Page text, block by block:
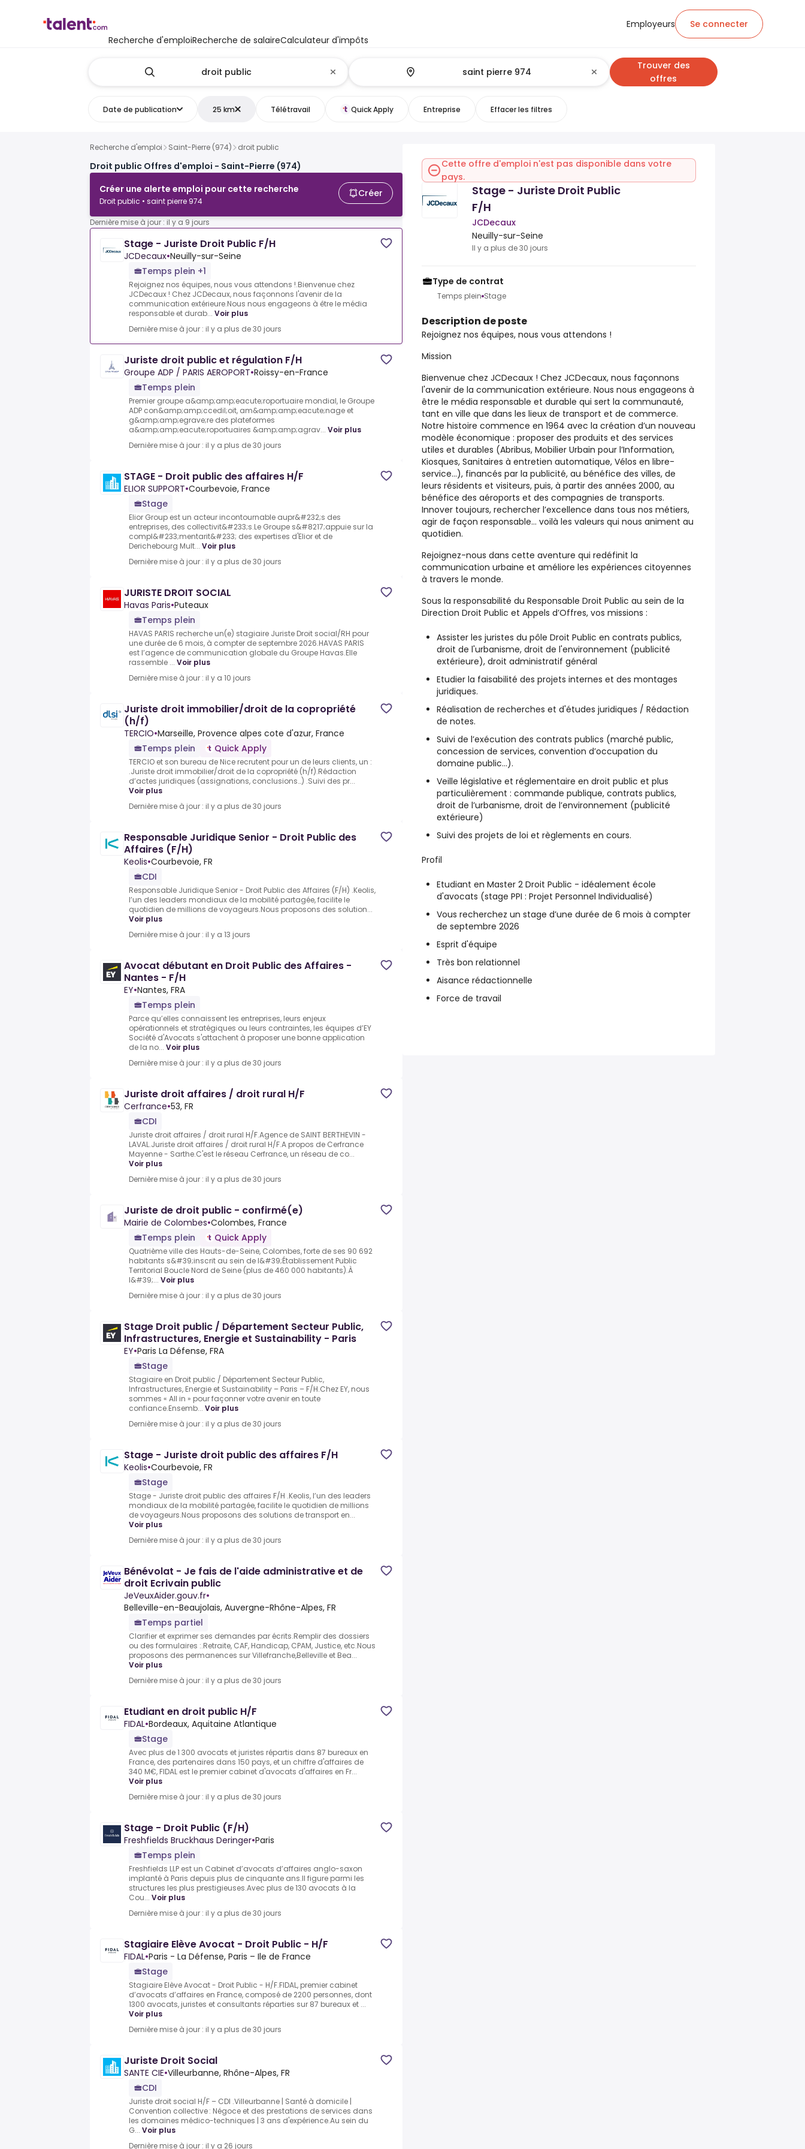
Recherche d'emploiRecherche de salaireCalculateur d'impôts
Employeurs Se connecter
Trouver des
offres
Date de publication 25 km Télétravail Quick Apply Entreprise Effacer les filtres
Recherche d'emploi Saint-Pierre (974) droit public
Droit public Offres d'emploi - Saint-Pierre (974)
Créer une alerte emploi pour cette recherche
Droit public • saint pierre 974
Créer
Dernière mise à jour : il y a 9 jours
Stage - Juriste Droit Public F/H
JCDecaux•Neuilly-sur-Seine
Temps plein +1
Rejoignez nos équipes, nous vous attendons !.Bienvenue chez
JCDecaux ! Chez JCDecaux, nous façonnons l'avenir de la
communication extérieure.Nous nous engageons à être le média
responsable et durab... Voir plus
Dernière mise à jour : il y a plus de 30 jours
Juriste droit public et régulation F/H
Groupe ADP / PARIS AEROPORT•Roissy-en-France
Temps plein
Premier groupe a&amp;amp;eacute;roportuaire mondial, le Groupe
ADP con&amp;amp;ccedil;oit, am&amp;amp;eacute;nage et
g&amp;amp;egrave;re des plateformes
a&amp;amp;eacute;roportuaires &amp;amp;agrav... Voir plus
Dernière mise à jour : il y a plus de 30 jours
STAGE - Droit public des affaires H/F
ELIOR SUPPORT•Courbevoie, France
Stage
Elior Group est un acteur incontournable aupr&#232;s des
entreprises, des collectivit&#233;s.Le Groupe s&#8217;appuie sur la
compl&#233;mentarit&#233; des expertises d'Elior et de
Derichebourg Mult... Voir plus
Dernière mise à jour : il y a plus de 30 jours
JURISTE DROIT SOCIAL
Havas Paris•Puteaux
Temps plein
HAVAS PARIS recherche un(e) stagiaire Juriste Droit social/RH pour
une durée de 6 mois, à compter de septembre 2026.HAVAS PARIS
est l’agence de communication globale du Groupe Havas.Elle
rassemble ... Voir plus
Dernière mise à jour : il y a 10 jours
Juriste droit immobilier/droit de la copropriété
(h/f)
TERCIO•Marseille, Provence alpes cote d'azur, France
Temps plein
Quick Apply
TERCIO et son bureau de Nice recrutent pour un de leurs clients, un :
.Juriste droit immobilier/droit de la copropriété (h/f).Rédaction
d’actes juridiques (assignations, conclusions…) .Suivi des pr...
Voir plus
Dernière mise à jour : il y a plus de 30 jours
Responsable Juridique Senior - Droit Public des
Affaires (F/H)
Keolis•Courbevoie, FR
CDI
Responsable Juridique Senior - Droit Public des Affaires (F/H) .Keolis,
l’un des leaders mondiaux de la mobilité partagée, facilite le
quotidien de millions de voyageurs.Nous proposons des solution...
Voir plus
Dernière mise à jour : il y a 13 jours
Avocat débutant en Droit Public des Affaires -
Nantes - F/H
EY•Nantes, FRA
Temps plein
Parce qu’elles connaissent les entreprises, leurs enjeux
opérationnels et stratégiques ou leurs contraintes, les équipes d’EY
Société d'Avocats s'attachent à proposer une bonne application
de la no... Voir plus
Dernière mise à jour : il y a plus de 30 jours
Juriste droit affaires / droit rural H/F
Cerfrance•53, FR
CDI
Juriste droit affaires / droit rural H/F.Agence de SAINT BERTHEVIN -
LAVAL.Juriste droit affaires / droit rural H/F.A propos de Cerfrance
Mayenne - Sarthe.C'est le réseau Cerfrance, un réseau de co...
Voir plus
Dernière mise à jour : il y a plus de 30 jours
Juriste de droit public - confirmé(e)
Mairie de Colombes•Colombes, France
Temps plein
Quick Apply
Quatrième ville des Hauts-de-Seine, Colombes, forte de ses 90 692
habitants s&#39;inscrit au sein de l&#39;Établissement Public
Territorial Boucle Nord de Seine (plus de 460 000 habitants).À
l&#39;... Voir plus
Dernière mise à jour : il y a plus de 30 jours
Stage Droit public / Département Secteur Public,
Infrastructures, Energie et Sustainability - Paris
EY•Paris La Défense, FRA
Stage
Stagiaire en Droit public / Département Secteur Public,
Infrastructures, Energie et Sustainability – Paris – F/H.Chez EY, nous
sommes « All in » pour façonner votre avenir en toute
confiance.Ensemb... Voir plus
Dernière mise à jour : il y a plus de 30 jours
Stage - Juriste droit public des affaires F/H
Keolis•Courbevoie, FR
Stage
Stage - Juriste droit public des affaires F/H .Keolis, l’un des leaders
mondiaux de la mobilité partagée, facilite le quotidien de millions
de voyageurs.Nous proposons des solutions de transport en...
Voir plus
Dernière mise à jour : il y a plus de 30 jours
Bénévolat - Je fais de l'aide administrative et de
droit Ecrivain public
JeVeuxAider.gouv.fr•
Belleville-en-Beaujolais, Auvergne-Rhône-Alpes, FR
Temps partiel
Clarifier et exprimer ses demandes par écrits.Remplir des dossiers
ou des formulaires :.Retraite, CAF, Handicap, CPAM, Justice, etc.Nous
proposons des permanences sur Villefranche,Belleville et Bea...
Voir plus
Dernière mise à jour : il y a plus de 30 jours
Etudiant en droit public H/F
FIDAL•Bordeaux, Aquitaine Atlantique
Stage
Avec plus de 1 300 avocats et juristes répartis dans 87 bureaux en
France, des partenaires dans 150 pays, et un chiffre d'affaires de
340 M€, FIDAL est le premier cabinet d'avocats d'affaires en Fr...
Voir plus
Dernière mise à jour : il y a plus de 30 jours
Stage - Droit Public (F/H)
Freshfields Bruckhaus Deringer•Paris
Temps plein
Freshfields LLP est un Cabinet d’avocats d’affaires anglo-saxon
implanté à Paris depuis plus de cinquante ans.Il figure parmi les
structures les plus prestigieuses.Avec plus de 130 avocats à la
Cou... Voir plus
Dernière mise à jour : il y a plus de 30 jours
Stagiaire Elève Avocat - Droit Public - H/F
FIDAL•Paris - La Défense, Paris – Ile de France
Stage
Stagiaire Elève Avocat - Droit Public - H/F.FIDAL, premier cabinet
d’avocats d’affaires en France, composé de 2200 personnes, dont
1300 avocats, juristes et consultants réparties sur 87 bureaux et ...
Voir plus
Dernière mise à jour : il y a plus de 30 jours
Juriste Droit Social
SANTE CIE•Villeurbanne, Rhône-Alpes, FR
CDI
Juriste droit social H/F – CDI .Villeurbanne | Santé à domicile |
Convention collective : Négoce et des prestations de services dans
les domaines médico-techniques | 3 ans d'expérience.Au sein du
G... Voir plus
Dernière mise à jour : il y a 26 jours
Cette offre d'emploi n'est pas disponible dans votre
pays.
Stage - Juriste Droit Public
F/H
JCDecaux
Neuilly-sur-Seine
Il y a plus de 30 jours
Type de contrat
Temps plein Stage
Description de poste
Rejoignez nos équipes, nous vous attendons !
Mission
Bienvenue chez JCDecaux ! Chez JCDecaux, nous façonnons
l'avenir de la communication extérieure. Nous nous engageons à
être le média responsable et durable qui sert la communauté,
tant en ville que dans les lieux de transport et de commerce.
Notre histoire commence en 1964 avec la création d’un nouveau
modèle économique : proposer des produits et des services
utiles et durables (Abribus, Mobilier Urbain pour l’Information,
Kiosques, Sanitaires à entretien automatique, Vélos en libre-
service…), financés par la publicité, au bénéfice des villes, de
leurs résidents et visiteurs, puis, à partir des années 2000, au
bénéfice des aéroports et des compagnies de transports.
Innover toujours, rechercher l’excellence dans tous nos métiers,
agir de façon responsable… voilà les valeurs qui nous animent au
quotidien.
Rejoignez-nous dans cette aventure qui redéfinit la
communication urbaine et améliore les expériences citoyennes
à travers le monde.
Sous la responsabilité du Responsable Droit Public au sein de la
Direction Droit Public et Appels d’Offres, vos missions :
Assister les juristes du pôle Droit Public en contrats publics,
droit de l'urbanisme, droit de l'environnement (publicité
extérieure), droit administratif général
Etudier la faisabilité des projets internes et des montages
juridiques.
Réalisation de recherches et d'études juridiques / Rédaction
de notes.
Suivi de l’exécution des contrats publics (marché public,
concession de services, convention d’occupation du
domaine public…).
Veille législative et réglementaire en droit public et plus
particulièrement : commande publique, contrats publics,
droit de l’urbanisme, droit de l’environnement (publicité
extérieure)
Suivi des projets de loi et règlements en cours.
Profil
Etudiant en Master 2 Droit Public - idéalement école
d'avocats (stage PPI : Projet Personnel Individualisé)
Vous recherchez un stage d’une durée de 6 mois à compter
de septembre 2026
Esprit d'équipe
Très bon relationnel
Aisance rédactionnelle
Force de travail